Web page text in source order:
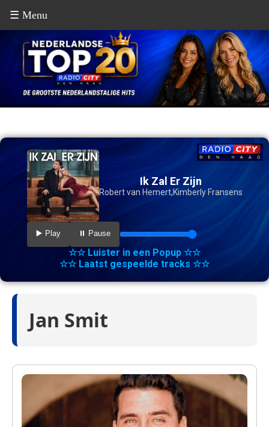
☰ Menu
Ik Zal Er Zijn
Robert van Hemert,Kimberly Fransens
▶️ Play ⏸️ Pause
☆☆ Luister in een Popup ☆☆
☆☆ Laatst gespeelde tracks ☆☆
Jan Smit